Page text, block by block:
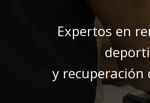
Expertos en
y recuperación